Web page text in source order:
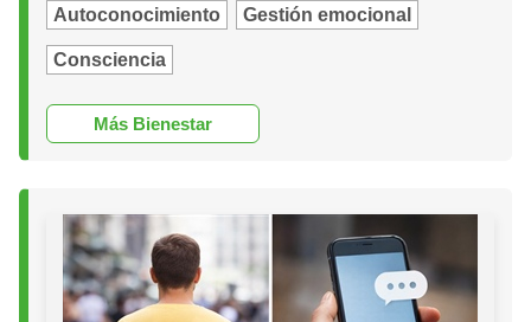
Autoconocimiento Gestión emocional
Consciencia
Más Bienestar